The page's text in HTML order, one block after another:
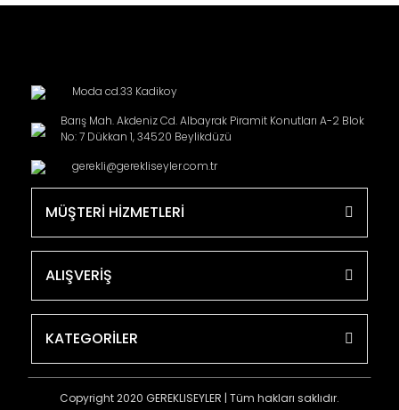
Moda cd.33 Kadikoy
Barış Mah. Akdeniz Cd. Albayrak Piramit Konutları A-2 Blok
No: 7 Dükkan 1, 34520 Beylikdüzü
gerekli@gerekliseyler.com.tr
MÜŞTERİ HİZMETLERİ
ALIŞVERİŞ
KATEGORİLER
Copyright 2020 GEREKLISEYLER | Tüm hakları saklıdır.